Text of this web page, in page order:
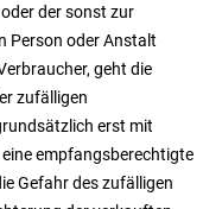
der sonst zur
Person oder Anstalt
geht die
zufälligen
erst mit
empfangsberechtigte
Gefahr des zufälligen